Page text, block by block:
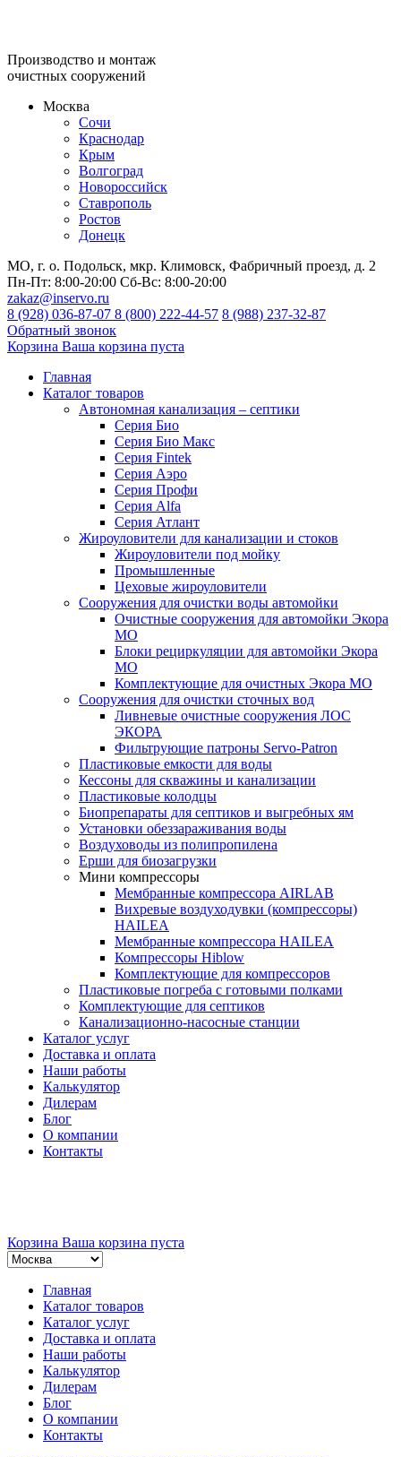
Производство и монтаж
очистных сооружений
Москва
Сочи
Краснодар
Крым
Волгоград
Новороссийск
Ставрополь
Ростов
Донецк
МО, г. о. Подольск, мкр. Климовск, Фабричный проезд, д. 2
Пн-Пт: 8:00-20:00 Сб-Вс: 8:00-20:00
zakaz@inservo.ru
8 (928) 036-87-07 8 (800) 222-44-57 8 (988) 237-32-87
Обратный звонок
Корзина Ваша корзина пуста
Главная
Каталог товаров
Автономная канализация – септики
Серия Био
Серия Био Макс
Серия Fintek
Серия Аэро
Серия Профи
Серия Alfa
Серия Атлант
Жироуловители для канализации и стоков
Жироуловители под мойку
Промышленные
Цеховые жироуловители
Сооружения для очистки воды автомойки
Очистные сооружения для автомойки Экора
МО
Блоки рециркуляции для автомойки Экора
МО
Комплектующие для очистных Экора МО
Сооружения для очистки сточных вод
Ливневые очистные сооружения ЛОС
ЭКОРА
Фильтрующие патроны Servo-Patron
Пластиковые емкости для воды
Кессоны для скважины и канализации
Пластиковые колодцы
Биопрепараты для септиков и выгребных ям
Установки обеззараживания воды
Воздуховоды из полипропилена
Ерши для биозагрузки
Мини компрессоры
Мембранные компрессора AIRLAB
Вихревые воздуходувки (компрессоры)
HAILEA
Мембранные компрессора HAILEA
Компрессоры Hiblow
Комплектующие для компрессоров
Пластиковые погреба с готовыми полками
Комплектующие для септиков
Канализационно-насосные станции
Каталог услуг
Доставка и оплата
Наши работы
Калькулятор
Дилерам
Блог
О компании
Контакты
Корзина Ваша корзина пуста
Главная
Каталог товаров
Каталог услуг
Доставка и оплата
Наши работы
Калькулятор
Дилерам
Блог
О компании
Контакты